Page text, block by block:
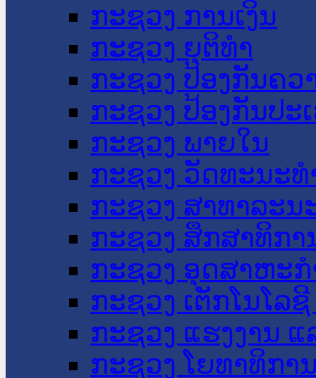
ກະຊວງ ການເງິນ
ກະຊວງ ຍຸຕິທໍາ
ກະຊວງ ປ້ອງກັນຄວ
ກະຊວງ ປ້ອງກັນປະ
ກະຊວງ ພາຍໃນ
ກະຊວງ ວັດທະນະ
ກະຊວງ ສາທາລະນ
ກະຊວງ ສຶກສາທິກາ
ກະຊວງ ອຸດສາຫະ
ກະຊວງ ເຕັກໂນໂລ
ກະຊວງ ແຮງງານ
ກະຊວງ ໂຍທາທິກາ